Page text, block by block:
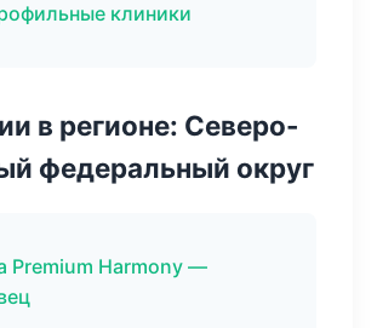
клиники
в регионе: Северо-
федеральный округ
Premium Harmony —